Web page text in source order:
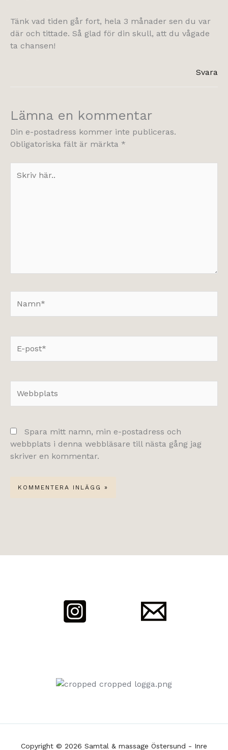
Tänk vad tiden går fort, hela 3 månader sen du var
där och tittade. Så glad för din skull, att du vågade
ta chansen!
Svara
Lämna en kommentar
Din e-postadress kommer inte publiceras.
Obligatoriska fält är märkta *
här..
post*
Spara mitt namn, min e-postadress och
webbplats i denna webbläsare till nästa gång jag
skriver en kommentar.
Copyright © 2026 Samtal & massage Östersund - Inre